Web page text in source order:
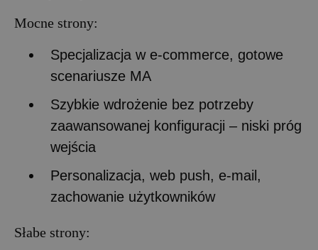
Mocne strony:
Specjalizacja w e-commerce, gotowe
scenariusze MA
Szybkie wdrożenie bez potrzeby
zaawansowanej konfiguracji – niski próg
wejścia
Personalizacja, web push, e-mail,
zachowanie użytkowników
Słabe strony: